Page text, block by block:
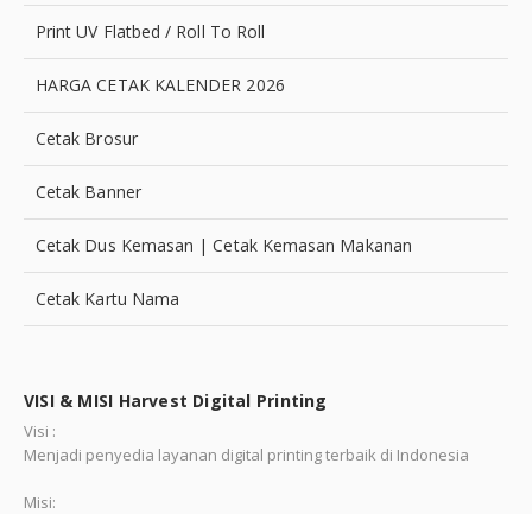
Print UV Flatbed / Roll To Roll
HARGA CETAK KALENDER 2026
Cetak Brosur
Cetak Banner
Cetak Dus Kemasan | Cetak Kemasan Makanan
Cetak Kartu Nama
VISI & MISI Harvest Digital Printing
Visi :
Menjadi penyedia layanan digital printing terbaik di Indonesia
Misi: